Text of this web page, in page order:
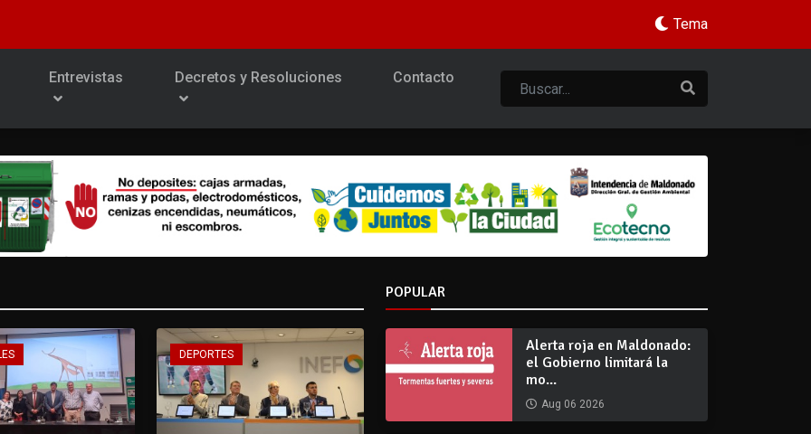
Tema
Entrevistas Decretos y Resoluciones Contacto
DEPORTES
POPULAR
Alerta roja en Maldonado:
el Gobierno limitará la
mo...
Aug 06 2026